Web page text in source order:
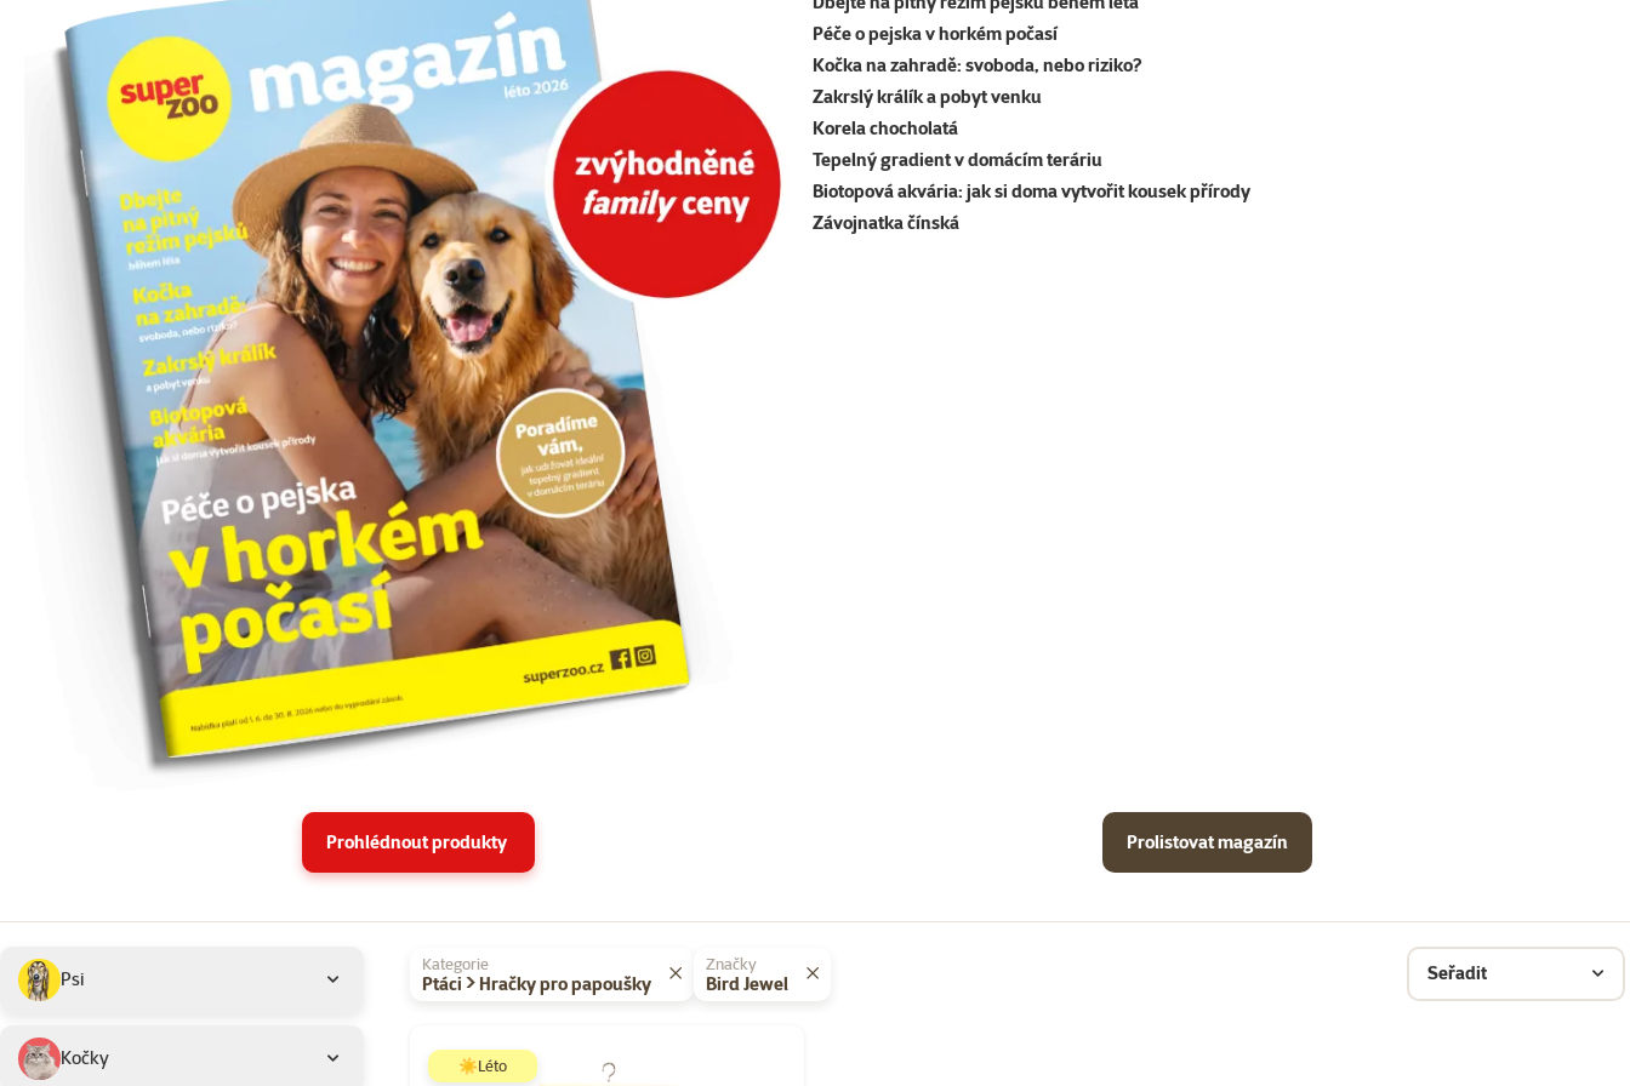
Péče o pejska v horkém počasí
Kočka na zahradě: svoboda, nebo riziko?
Zakrslý králík a pobyt venku
Korela chocholatá
Tepelný gradient v domácím teráriu
Biotopová akvária: jak si doma vytvořit kousek přírody
Závojnatka čínská
Prohlédnout produkty Prolistovat magazín
Podkategorie
Psi
Kočky
Vybrané filtry
Kategorie
Ptáci > Hračky pro papoušky
Značky
Bird Jewel Seřadit
☀️Léto